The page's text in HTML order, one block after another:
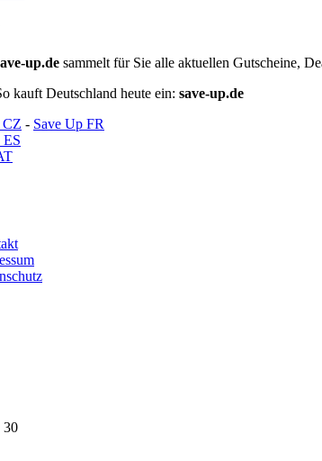
up.desammelt für Sie alle aktuellen Gutscheine,
kauft Deutschland heute ein: save-up.de
CZ - Save Up FR
ES
30